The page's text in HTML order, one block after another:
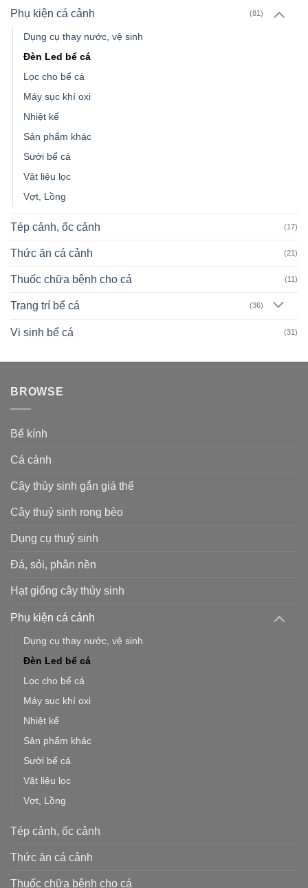
Phụ kiện cá cảnh (81)
Dụng cụ thay nước, vệ sinh
Đèn Led bể cá
Lọc cho bể cá
Máy sục khí oxi
Nhiệt kế
Sản phẩm khác
Sưởi bể cá
Vật liệu lọc
Vợt, Lồng
Tép cảnh, ốc cảnh (17)
Thức ăn cá cảnh (21)
Thuốc chữa bệnh cho cá (11)
Trang trí bể cá (36)
Vi sinh bể cá (31)
BROWSE
Bể kính
Cá cảnh
Cây thủy sinh gắn giá thể
Cây thuỷ sinh rong bèo
Dụng cụ thuỷ sinh
Đá, sỏi, phân nền
Hạt giống cây thủy sinh
Phụ kiện cá cảnh
Dụng cụ thay nước, vệ sinh
Đèn Led bể cá
Lọc cho bể cá
Máy sục khí oxi
Nhiệt kế
Sản phẩm khác
Sưởi bể cá
Vật liệu lọc
Vợt, Lồng
Tép cảnh, ốc cảnh
Thức ăn cá cảnh
Thuốc chữa bệnh cho cá